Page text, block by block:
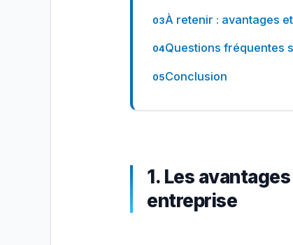
À retenir : avantages
Questions fréquentes
Conclusion
1. Les
entreprise